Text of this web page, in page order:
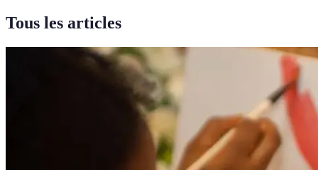
Tous les articles